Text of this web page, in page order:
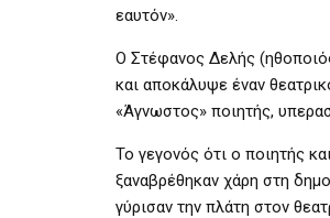
εαυτόν».
Ο Στέφανος Δελής
και αποκάλυψε έναν
«Άγνωστος» ποιητής,
Το γεγονός ότι ο ποιητής
ξαναβρέθηκαν χάρη στη
γύρισαν την πλάτη στον